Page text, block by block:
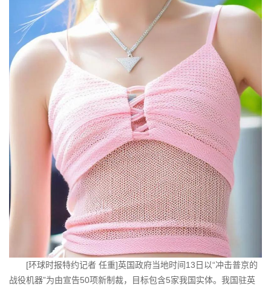
[环球时报特约记者 任重]英国政府当地时间13日以“冲击普京的
战役机器”为由宣告50项新制裁，目标包含5家我国实体。我国驻英